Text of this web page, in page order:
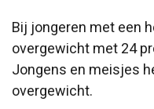
Bij jongeren met een
overgewicht met 24
Jongens en meisjes
overgewicht.